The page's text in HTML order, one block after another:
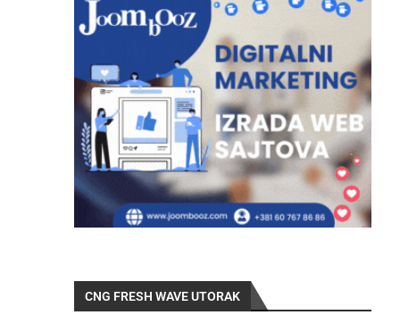
CNG FRESH WAVE UTORAK